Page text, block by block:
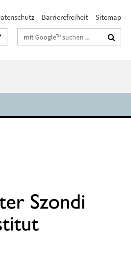
Barrierefreiheit Sitemap
Suchbegriffe